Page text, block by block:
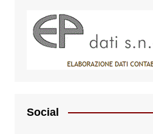
Social